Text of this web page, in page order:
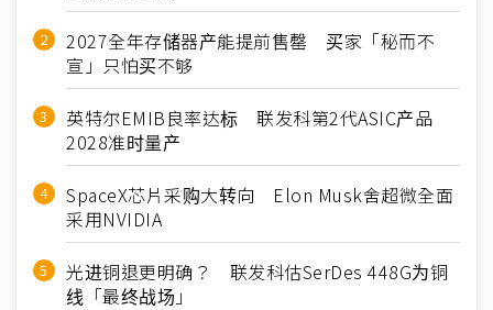
2027全年存储器产能提前售罄 买家「秘而不
宣」只怕买不够
英特尔EMIB良率达标 联发科第2代ASIC产品
2028准时量产
SpaceX芯片采购大转向 Elon Musk舍超微全面
采用NVIDIA
光进铜退更明确？ 联发科估SerDes 448G为铜
线「最终战场」